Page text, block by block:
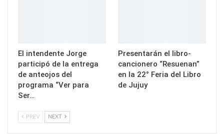
El intendente Jorge
participó de la entrega
de anteojos del
programa “Ver para
Ser…
Presentarán el libro-
cancionero “Resuenan”
en la 22° Feria del Libro
de Jujuy
PREV NEXT